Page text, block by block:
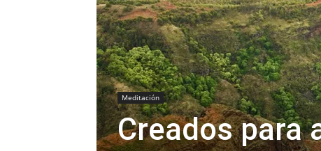
Meditación
Creados para